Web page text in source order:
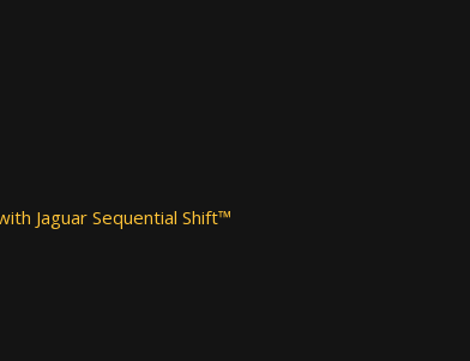
Jaguar Sequential Shift™